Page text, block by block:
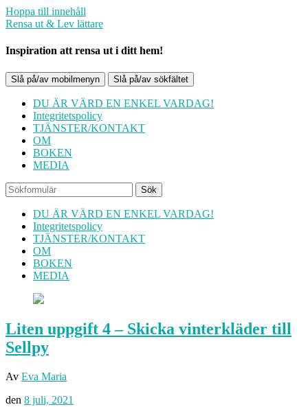
Hoppa till innehåll
Rensa ut & Lev lättare
Inspiration att rensa ut i ditt hem!
Slå på/av mobilmenyn Slå på/av sökfältet
DU ÄR VÄRD EN ENKEL VARDAG!
Integritetspolicy
TJÄNSTER/KONTAKT
OM
BOKEN
MEDIA
Sök
DU ÄR VÄRD EN ENKEL VARDAG!
Integritetspolicy
TJÄNSTER/KONTAKT
OM
BOKEN
MEDIA
Liten uppgift 4 – Skicka vinterkläder till
Sellpy
Av Eva Maria
den 8 juli, 2021